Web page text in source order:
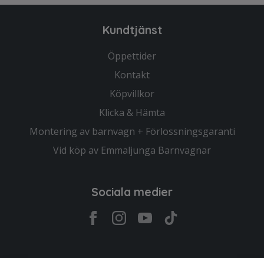
Kundtjänst
Öppettider
Kontakt
Köpvillkor
Klicka & Hämta
Montering av barnvagn + Förlossningsgaranti
Vid köp av Emmaljunga Barnvagnar
Sociala medier